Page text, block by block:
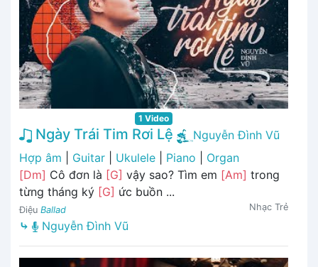
1 Video
Ngày Trái Tim Rơi Lệ
Nguyễn Đình Vũ
Hợp âm
Guitar Ukulele Piano
Organ
[Dm] Cô đơn là [G] vậy sao? Tìm em [Am] trong
từng tháng ký [G] ức buồn ...
Điệu Ballad Nhạc Trẻ
⤷ Nguyễn Đình Vũ